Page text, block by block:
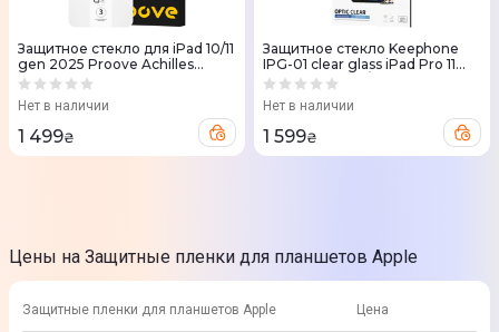
Защитное стекло для iPad 10/11
gen 2025 Proove Achilles
Proove Achilles (clear)
Нет в наличии
1 499₴
Защитное стекло Keephone
IPG-01 clear glass iPad Pro 11
(KPOPTAIR109/KPOPTPRO11)
Нет в наличии
1 599₴
Цены на Защитные пленки для планшетов Apple
Защитные пленки для планшетов Apple Цена